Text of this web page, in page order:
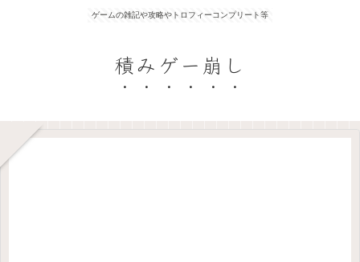
ゲームの雑記や攻略やトロフィーコンプリート等
積みゲー崩し